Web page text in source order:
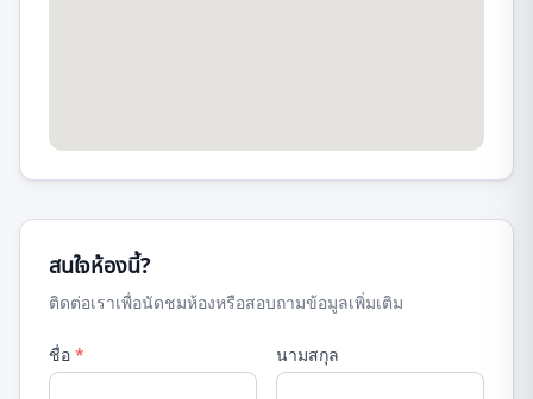
สนใจห้องนี้?
ติดต่อเราเพื่อนัดชมห้องหรือสอบถามข้อมูลเพิ่มเติม
ชื่อ * นามสกุล